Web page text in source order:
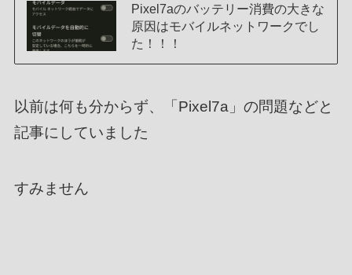
Pixel7aのバッテリー消費の大きな
原因はモバイルネットワークでし
た！！！
以前は何も分からず、「Pixel7a」の問題などと
記事にしていました
すみません